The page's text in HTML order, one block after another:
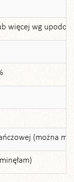
więcej wg
(można